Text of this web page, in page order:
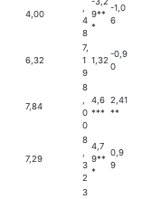
4,00
4
8
9**
*
-1,0
6
6,32
7,
1
9
1,32
-0,9
0
7,84
8
0
0
4,6
***
2,41
**
7,29
8
3
2
4,7
9**
*
0,9
9
3